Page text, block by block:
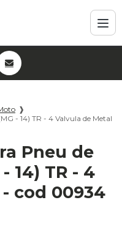
❱
- 14) TR - 4 Valvula de Metal
Pneu de
14) TR - 4
cod 00934